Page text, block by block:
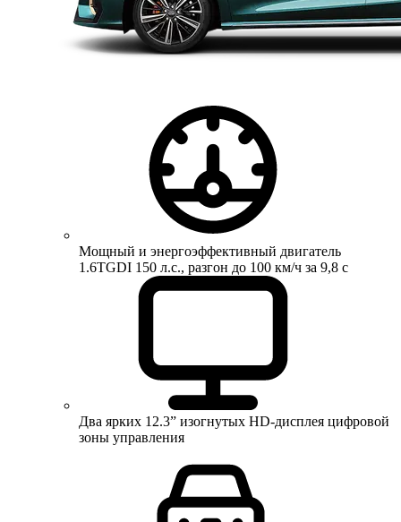
Мощный и энергоэффективный двигатель
1.6TGDI 150 л.с., разгон до 100 км/ч за 9,8 с
Два ярких 12.3” изогнутых HD-дисплея цифровой
зоны управления